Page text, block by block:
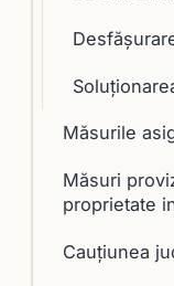
Măsurile
Măsuri
proprietate
Cauţiunea